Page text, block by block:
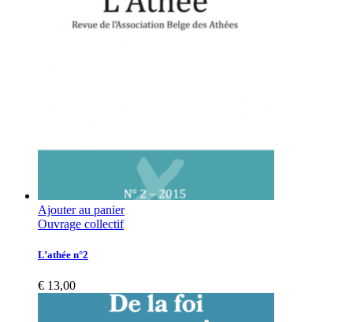
Ajouter au panier
Ouvrage collectif
L’athée n°2
€ 13,00